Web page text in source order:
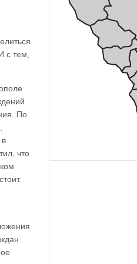
с тем,
По
что